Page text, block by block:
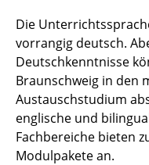
Die
vorrangig deutsch.
Deutschkenntnisse
Braunschweig in den
Austauschstudium
englische und
Fachbereiche bieten
Modulpakete an.